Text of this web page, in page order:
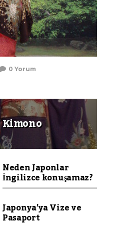
0 Yorum
Kimono
Neden Japonlar
İngilizce konuşamaz?
Japonya’ya Vize ve
Pasaport